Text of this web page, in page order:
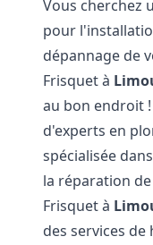
Vous cherchez
pour
dépannage de
Frisquet à
au bon endroit
d'experts en
spécialisée
la réparation
Frisquet à
des services